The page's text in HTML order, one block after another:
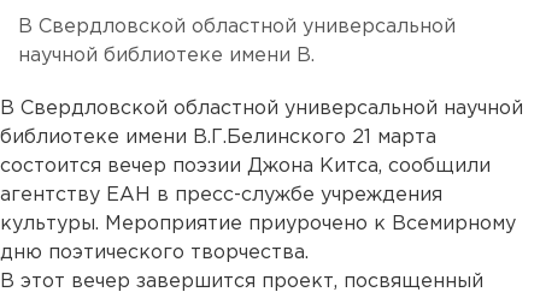
В Свердловской областной универсальной
научной библиотеке имени В.
В Свердловской областной универсальной научной
библиотеке имени В.Г.Белинского 21 марта
состоится вечер поэзии Джона Китса, сообщили
агентству ЕАН в пресс-службе учреждения
культуры. Мероприятие приурочено к Всемирному
дню поэтического творчества.
В этот вечер завершится проект, посвященный